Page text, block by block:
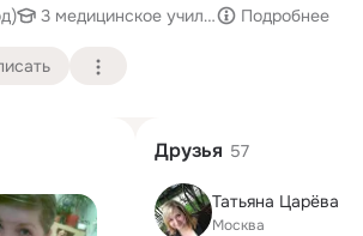
3 медицинское училище Подробнее
Друзья 57
Татьяна Царёва
Москва